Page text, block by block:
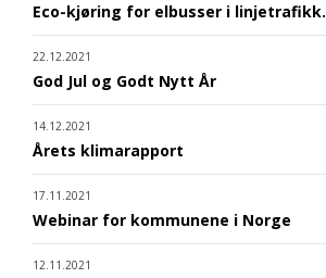
Eco-kjøring for elbusser i linjetrafikk.
22.12.2021
God Jul og Godt Nytt År
14.12.2021
Årets klimarapport
17.11.2021
Webinar for kommunene i Norge
12.11.2021